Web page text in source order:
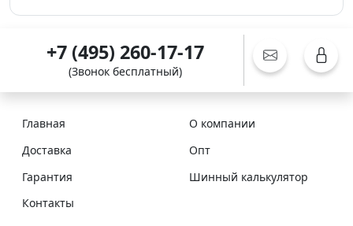
+7 (495) 260-17-17
(Звонок бесплатный)
Главная
О компании
Доставка
Опт
Гарантия
Шинный калькулятор
Контакты